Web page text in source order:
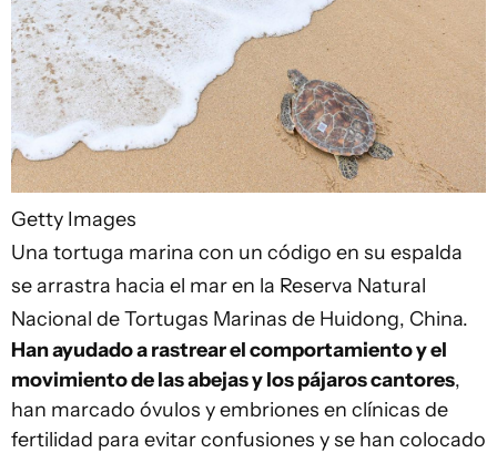
Getty Images
Una tortuga marina con un código en su espalda
se arrastra hacia el mar en la Reserva Natural
Nacional de Tortugas Marinas de Huidong, China.
Han ayudado a rastrear el comportamiento y el
movimiento de las abejas y los pájaros cantores,
han marcado óvulos y embriones en clínicas de
fertilidad para evitar confusiones y se han colocado